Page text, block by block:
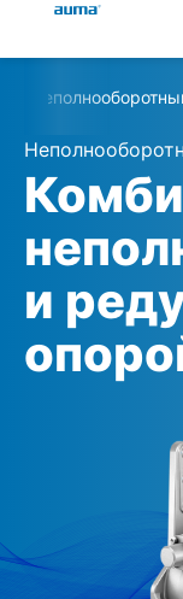
Продукция
Решения
Загрузки
Сервисная
Предприятие
Global
Европа
Азия и
Поиск
с
и